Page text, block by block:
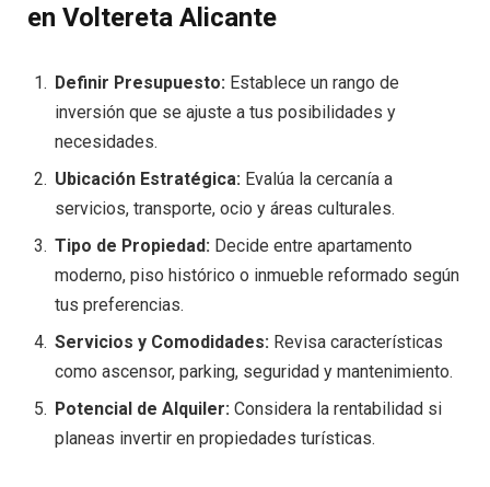
en Voltereta Alicante
Definir Presupuesto: Establece un rango de
inversión que se ajuste a tus posibilidades y
necesidades.
Ubicación Estratégica: Evalúa la cercanía a
servicios, transporte, ocio y áreas culturales.
Tipo de Propiedad: Decide entre apartamento
moderno, piso histórico o inmueble reformado según
tus preferencias.
Servicios y Comodidades: Revisa características
como ascensor, parking, seguridad y mantenimiento.
Potencial de Alquiler: Considera la rentabilidad si
planeas invertir en propiedades turísticas.